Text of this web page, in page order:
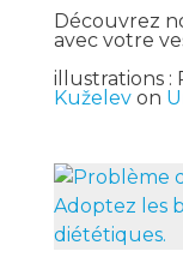
Découvrez
avec votre
illustrations :
Kuželev on